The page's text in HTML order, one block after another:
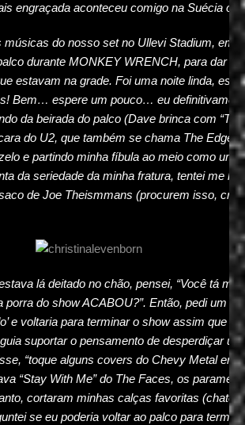
engraçada aconteceu comigo na Suécia
músicas do nosso set no Ullevi Stadium, em
durante MONKEY WRENCH, para dar
estavam na grade. Foi uma noite linda,
Bem… espere um pouco… eu
da beirada do palco (Dave brinca com
do U2, que também se chama The Edge,
e partindo minha fíbula ao meio como um
da seriedade da minha fratura, tentei me
de Joe Theismmans (procurem isso,
lá deitado no chão, pensei, “Você tá me
porra do show ACABOU?”. Então, pedi um
e voltaria para terminar o show assim que
suportar o pensamento de desperdiçar
“toque alguns covers do Chevy Metal
“Stay With Me” do The Faces, os
cortaram minhas calças favoritas
se eu poderia voltar ao palco para